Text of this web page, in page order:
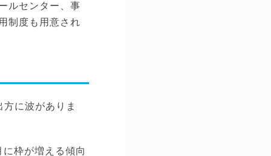
ルセンター、事
制度も用意され
に波がありま
枠が増える傾向